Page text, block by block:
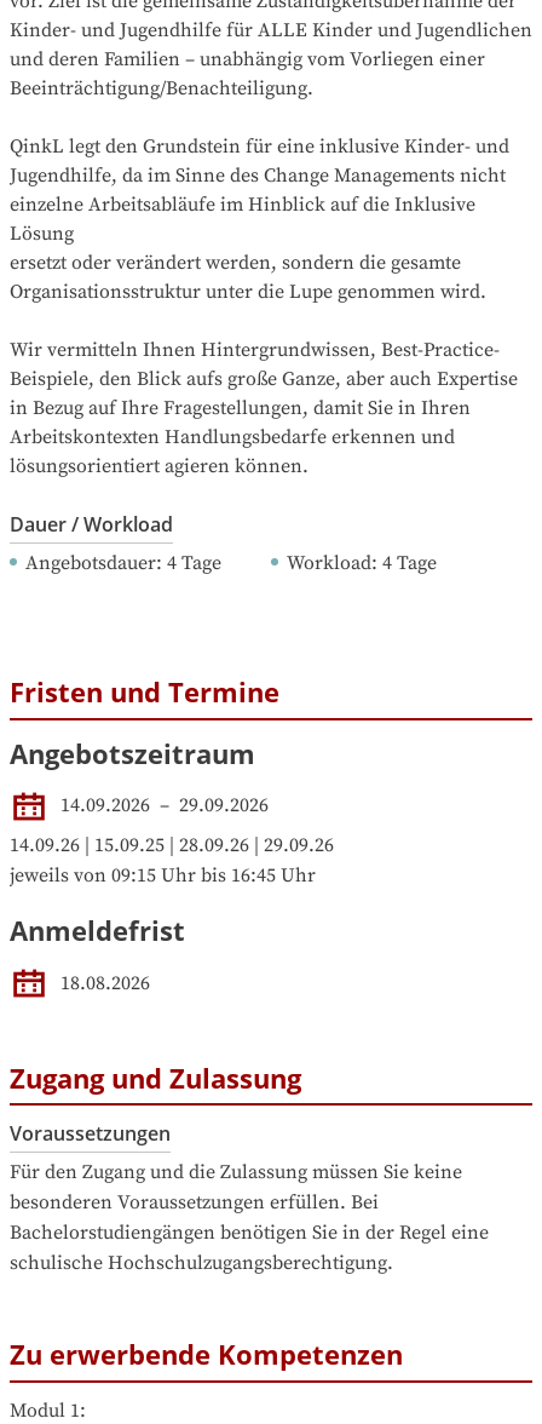
Kinder- und Jugendhilfe für ALLE Kinder und Jugendlichen
und deren Familien – unabhängig vom Vorliegen einer
Beeinträchtigung/Benachteiligung.
QinkL legt den Grundstein für eine inklusive Kinder- und
Jugendhilfe, da im Sinne des Change Managements nicht
einzelne Arbeitsabläufe im Hinblick auf die Inklusive
Lösung
ersetzt oder verändert werden, sondern die gesamte
Organisationsstruktur unter die Lupe genommen wird.
Wir vermitteln Ihnen Hintergrundwissen, Best-Practice-
Beispiele, den Blick aufs große Ganze, aber auch Expertise
in Bezug auf Ihre Fragestellungen, damit Sie in Ihren
Arbeitskontexten Handlungsbedarfe erkennen und
lösungsorientiert agieren können.
Dauer / Workload
Angebotsdauer: 4 Tage Workload: 4 Tage
Fristen und Termine
Angebotszeitraum
14.09.2026 – 29.09.2026
14.09.26 | 15.09.25 | 28.09.26 | 29.09.26
jeweils von 09:15 Uhr bis 16:45 Uhr
Anmeldefrist
18.08.2026
Zugang und Zulassung
Voraussetzungen
Für den Zugang und die Zulassung müssen Sie keine
besonderen Voraussetzungen erfüllen. Bei
Bachelorstudiengängen benötigen Sie in der Regel eine
schulische Hochschulzugangsberechtigung.
Zu erwerbende Kompetenzen
Modul 1: